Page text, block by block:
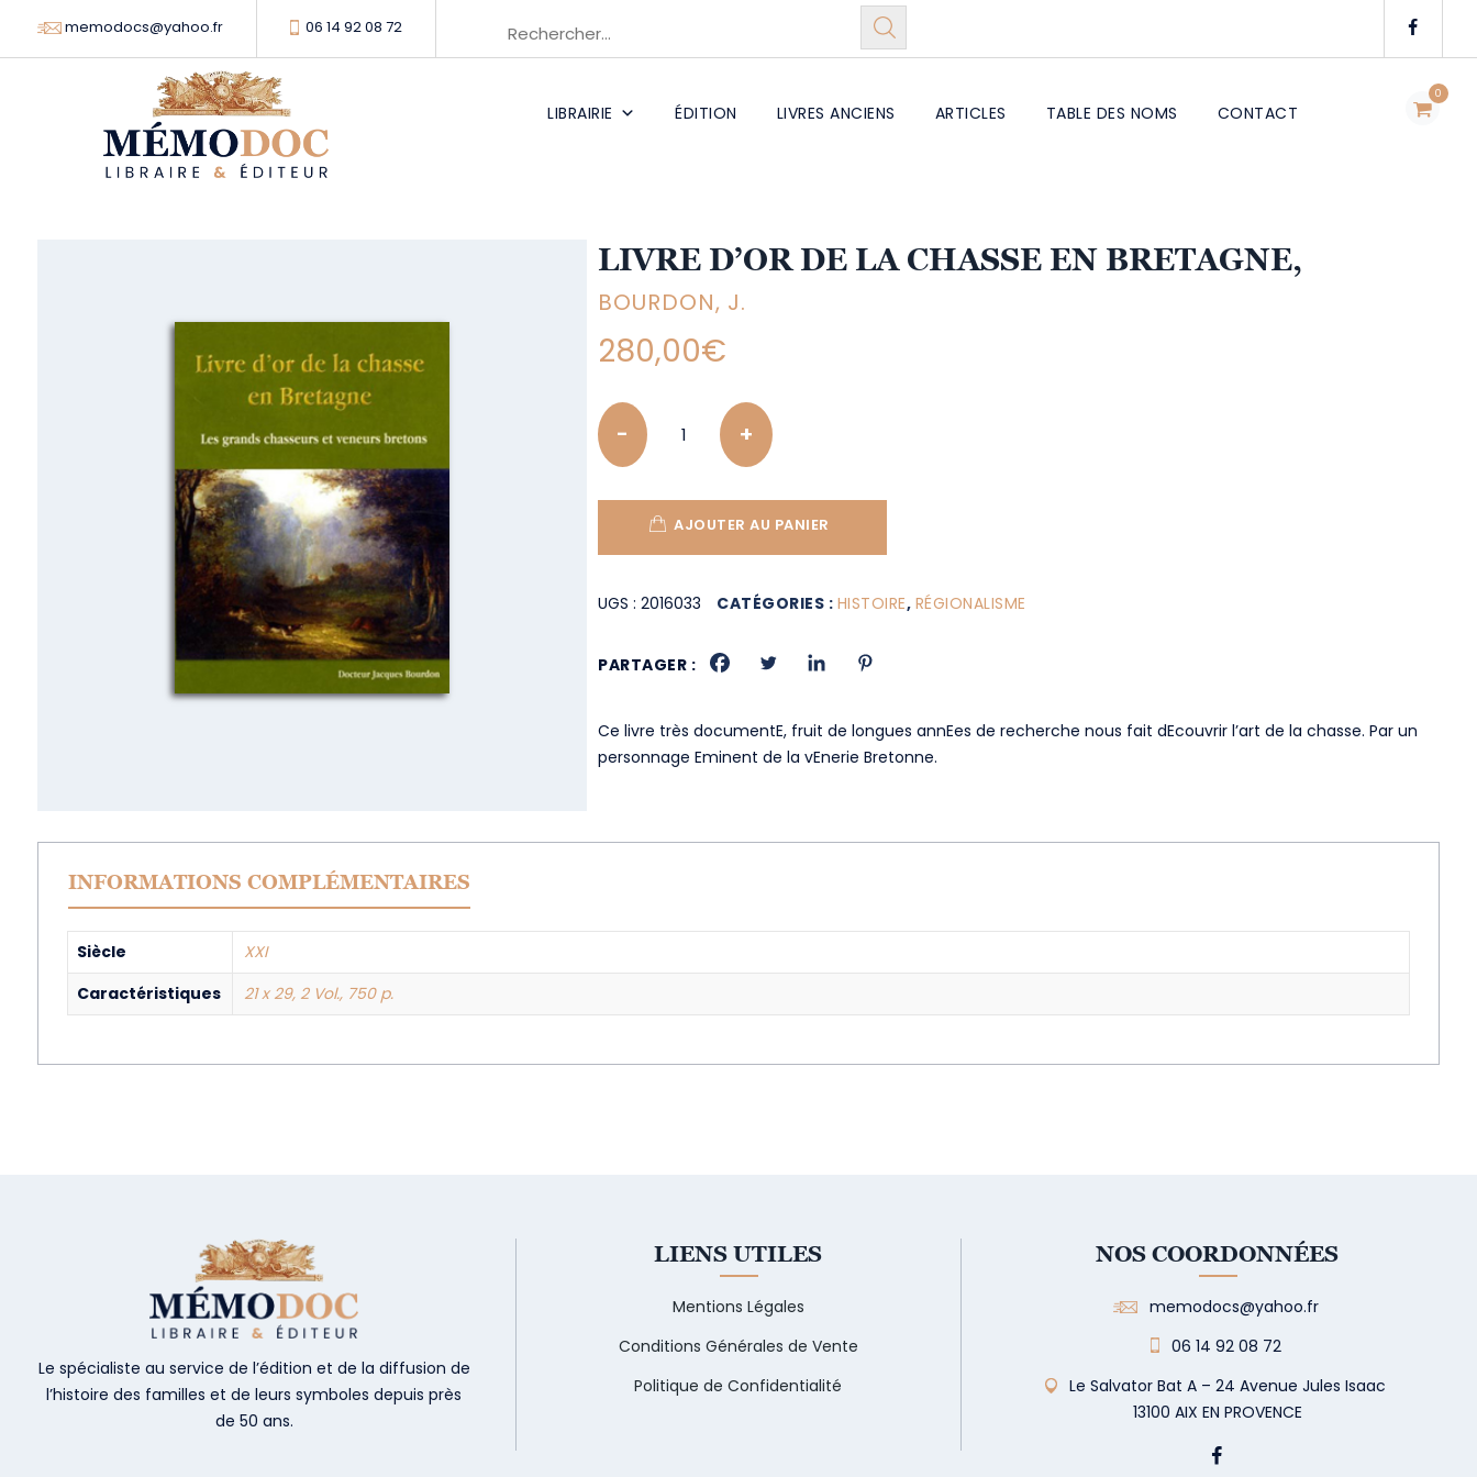
memodocs@yahoo.fr 06 14 92 08 72
0
LIBRAIRIE ÉDITION LIVRES ANCIENS ARTICLES TABLE DES NOMS CONTACT
LIVRE D’OR DE LA CHASSE EN BRETAGNE,
BOURDON, J.
280,00€
Quantity
AJOUTER AU PANIER
UGS :2016033 CATÉGORIES : HISTOIRE, RÉGIONALISME
PARTAGER :
Ce livre très documentE, fruit de longues annEes de recherche nous fait dEcouvrir l’art de la chasse. Par un
personnage Eminent de la vEnerie Bretonne.
INFORMATIONS COMPLÉMENTAIRES
Siècle
XXI
Caractéristiques
21 x 29, 2 Vol., 750 p.
Le spécialiste au service de l’édition et de la diffusion de
l’histoire des familles et de leurs symboles depuis près
de 50 ans.
LIENS UTILES
Mentions Légales
Conditions Générales de Vente
Politique de Confidentialité
NOS COORDONNÉES
memodocs@yahoo.fr
06 14 92 08 72
Le Salvator Bat A – 24 Avenue Jules Isaac
13100 AIX EN PROVENCE